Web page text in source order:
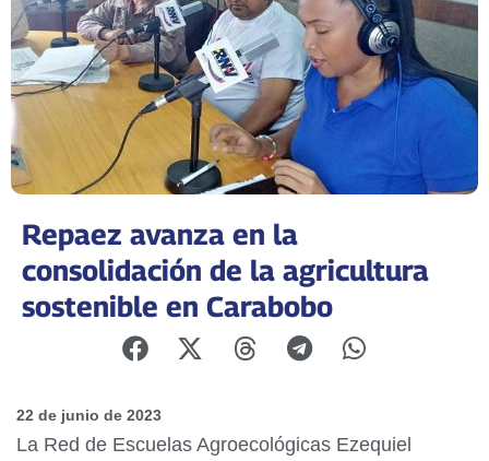
Repaez avanza en la
consolidación de la agricultura
sostenible en Carabobo
22 de junio de 2023
La Red de Escuelas Agroecológicas Ezequiel